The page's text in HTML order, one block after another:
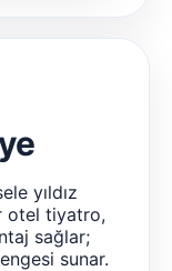
yıldız
otel tiyatro,
sağlar;
sunar.